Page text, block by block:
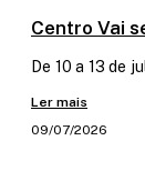
Centro Vai
De 10 a 13 de
Ler mais
09/07/2026